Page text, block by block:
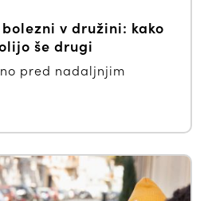
v družini: kako
še drugi
pred nadaljnjim